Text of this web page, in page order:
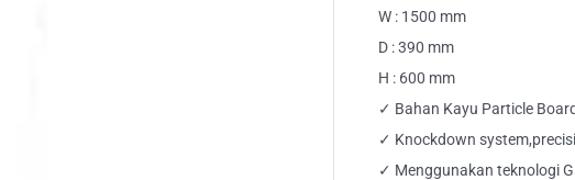
W : 1500 mm
D : 390 mm
H : 600 mm
✓ Bahan Kayu Particle
✓ Knockdown
✓ Menggunakan teknologi